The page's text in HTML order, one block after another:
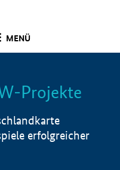
MENÜ
Info
Projekte
erfolgreicher